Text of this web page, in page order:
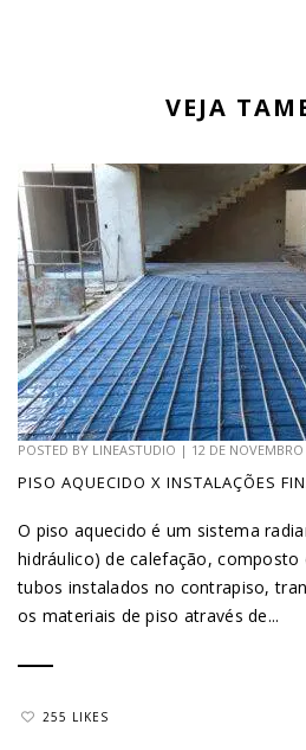
VEJA
POSTED BY LINEASTUDIO | 12 DE
PISO AQUECIDO X INSTALAÇÕES
O piso aquecido é um sistema
hidráulico) de calefação, composto
tubos instalados no contrapiso,
os materiais de piso através de...
255 LIKES